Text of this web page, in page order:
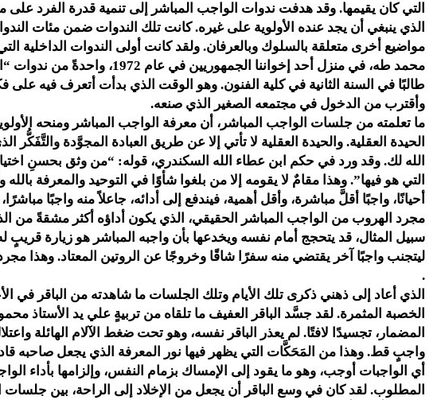
التي كان يقيمها. وقد هدفت ندوات الواجب المباشر إلى تنمية قدرة الفرد على
الذي ينبغي أن يجد عنده الأولوية على غيره. كانت تلك الندوات ضمن مئات
مواضيع أخرى متعلقة بالسلوك وبالعرفان. ولقد كانت أولى الندوات الداخلية
محمد طه، في منزل أحد إخواننا
طالبًا في السنة الثانية في كلية الفنون. وهو الوقت الذي بدأت أتعرف فيه
وأقترب من الدخول في مجتمعه الصغير الذي صنعه.
ما تعلمته من جلسات الواجب المباشر، أن معرفة الواجب المباشر ومنحه
الحيدة العقلية. والحيدة العقلية لا تأتي إلا عن طريق العبادة المجوَّدة والتَّفَكُّر
الله لك. وقد ورد في حكم ابن عطاء الله السكندري، قوله: “من وثق بحسنِ اختيارِ
التي هو فيها”. وهذا مقامٌ لا يقومه إلا من بلغوا شأوًا في التوحيد والمعرفة بالله
أحيانًا، واجبًا أقلَّ مباشرة، وأقل أهمية، فيندفع إلى أدائه، جاعلاً منه واجبًا
مجرد الهروب من الواجب المباشر الحقيقي، الذي يكون أداؤه أكثر مشقةً من
سبيل المثال، قد يتحجج أمام نفسه ويخدعها بأن واجبه المباشر هو زيارة
ليتجنب واجبًا آخر يقتضي منه سفرًا شاقًا وخروجًا عن الروتين المعتاد. وهذا
.
الذي أعاد إلى ذهني ذكرى تلك الأيام وتلك الجلسات ما شاهدته من الباقر في
الخصبة المثمرة. لقد جسَّد الباقر العفيف ما تلقاه من تربيةٍ علي يد الأستاذ
المضمار، تجسيدًا لافتًا. لم يعذر الباقر نفسه، وهو تحت ضغط الآلام الهائلة
واجبٍ قط. وهذا من المَحَكَّات التي يظهر فيها نور المعرفة الذي يجعل صاحبه
أي الواجبات أوجب، وهو ما يقود إلى الإمساك بزمام النفس، وإلزامها بأداء
المطلوب. لقد كان في وسع الباقر أن يجعل من الإخلاد إلى الراحة، بين جلسات